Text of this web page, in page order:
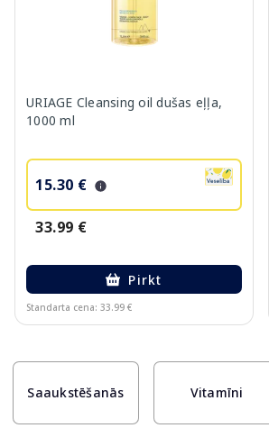
URIAGE Cleansing oil dušas eļļa,
1000 ml
15.30 €
33.99 €
Pirkt
Standarta cena: 33.99 €
Saaukstēšanās Vitamīni